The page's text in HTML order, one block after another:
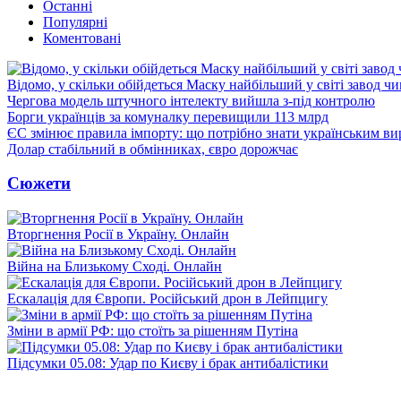
Останні
Популярні
Коментовані
Відомо, у скільки обійдеться Маску найбільший у світі завод
Чергова модель штучного інтелекту вийшла з-під контролю
Борги українців за комуналку перевищили 113 млрд
ЄС змінює правила імпорту: що потрібно знати українським
Долар стабільний в обмінниках, євро дорожчає
Сюжети
Вторгнення Росії в Україну. Онлайн
Війна на Близькому Сході. Онлайн
Ескалація для Європи. Російський дрон в Лейпцигу
Зміни в армії РФ: що стоїть за рішенням Путіна
Підсумки 05.08: Удар по Києву і брак антибалістики